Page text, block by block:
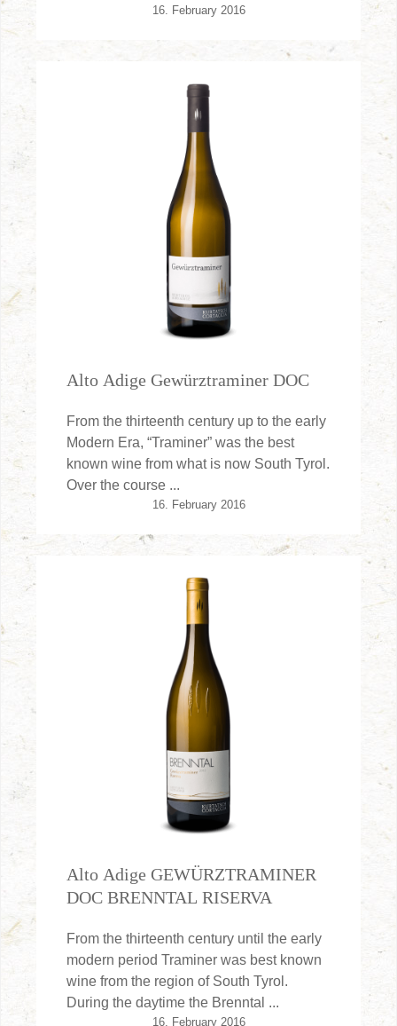
16. February 2016
Alto Adige Gewürztraminer DOC
From the thirteenth century up to the early
Modern Era, “Traminer” was the best
known wine from what is now South Tyrol.
Over the course ...
16. February 2016
Alto Adige GEWÜRZTRAMINER
DOC BRENNTAL RISERVA
From the thirteenth century until the early
modern period Traminer was best known
wine from the region of South Tyrol.
During the daytime the Brenntal ...
16. February 2016